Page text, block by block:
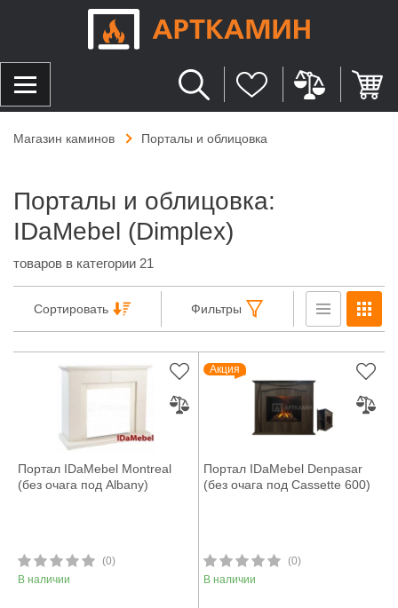
Магазин каминов Порталы и облицовка
Порталы и облицовка:
IDaMebel (Dimplex)
товаров в категории 21
Сортировать Фильтры
Портал IDaMebel Montreal
(без очага под Albany)
(0)
В наличии
Акция
Портал IDaMebel Denpasar
(без очага под Cassette 600)
(0)
В наличии